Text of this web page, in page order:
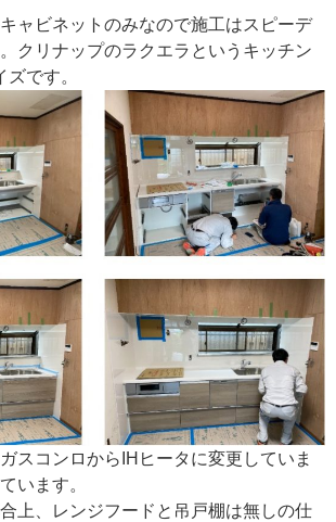
ャビネットのみなので施工はスピーデ
クリナップのラクエラというキッチン
です。
スコンロからIHヒータに変更していま
います。
上、レンジフードと吊戸棚は無しの仕